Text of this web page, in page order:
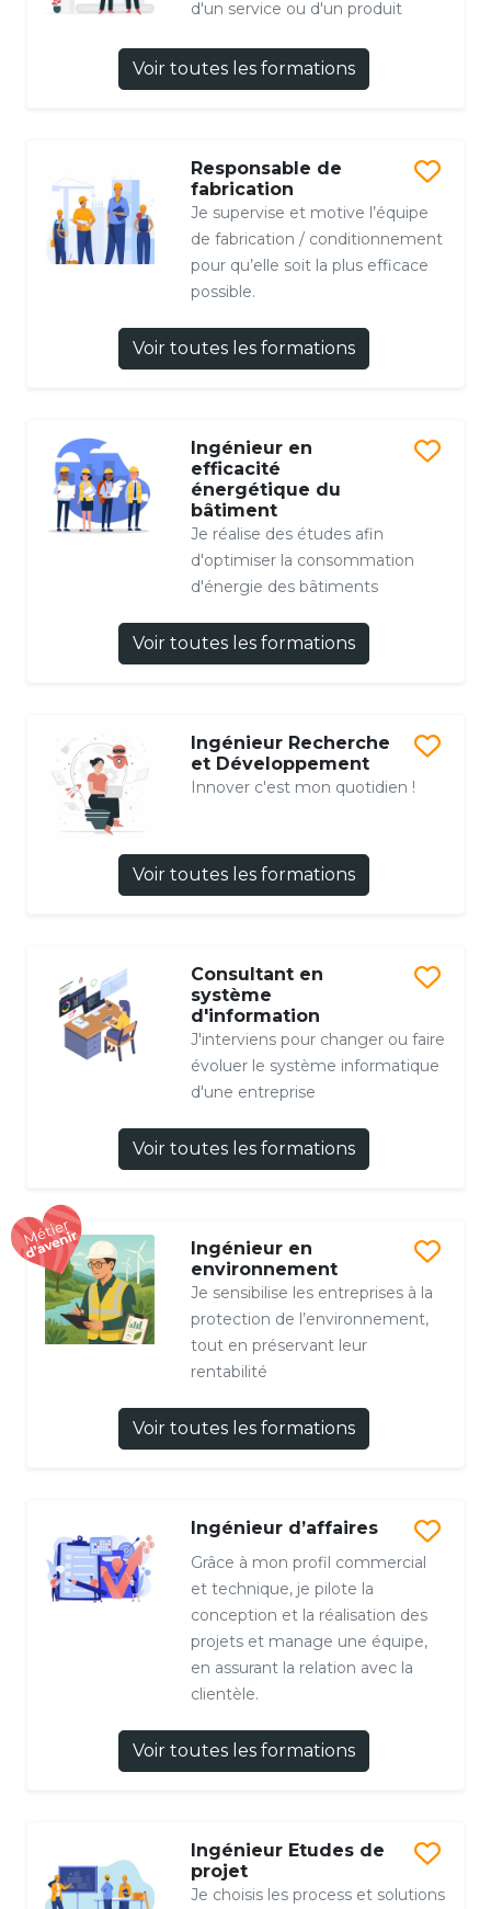
d'un service ou d'un produit
Voir toutes les formations
Responsable de
fabrication
Je supervise et motive l’équipe
de fabrication / conditionnement
pour qu’elle soit la plus efficace
possible.
Voir toutes les formations
Ingénieur en
efficacité
énergétique du
bâtiment
Je réalise des études afin
d'optimiser la consommation
d'énergie des bâtiments
Voir toutes les formations
Ingénieur Recherche
et Développement
Innover c'est mon quotidien !
Voir toutes les formations
Consultant en
système
d'information
J'interviens pour changer ou faire
évoluer le système informatique
d'une entreprise
Voir toutes les formations
Ingénieur en
environnement
Je sensibilise les entreprises à la
protection de l’environnement,
tout en préservant leur
rentabilité
Voir toutes les formations
Ingénieur d’affaires
Grâce à mon profil commercial
et technique, je pilote la
conception et la réalisation des
projets et manage une équipe,
en assurant la relation avec la
clientèle.
Voir toutes les formations
Ingénieur Etudes de
projet
Je choisis les process et solutions